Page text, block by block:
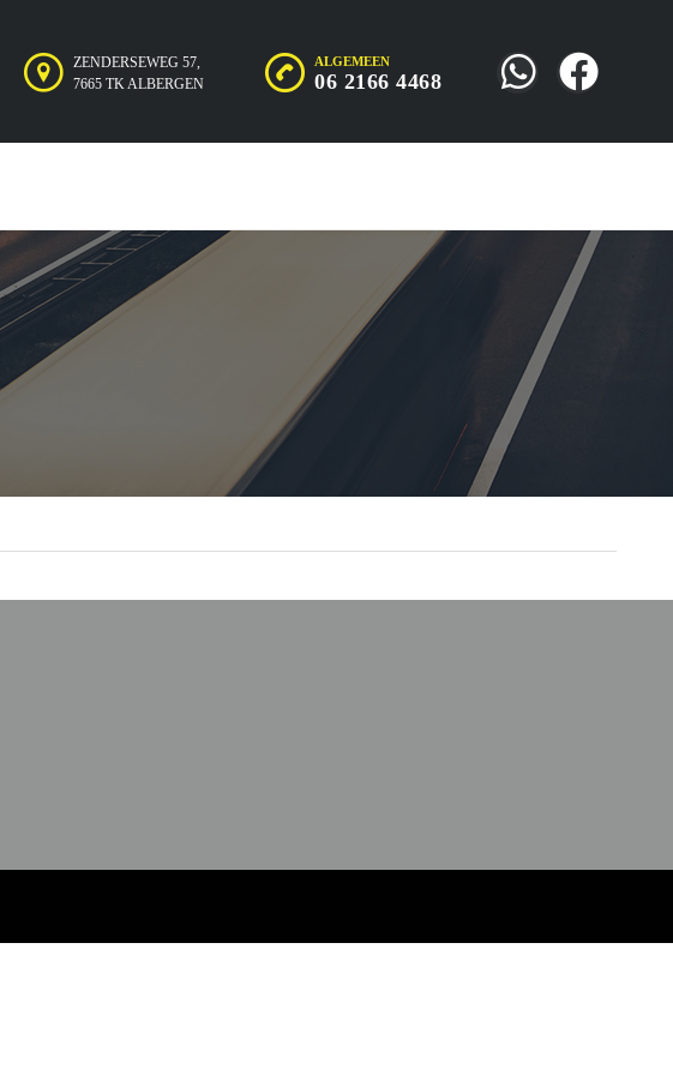
ALGEMEEN
06 2166 4468
ZENDERSEWEG 57,
7665 TK ALBERGEN